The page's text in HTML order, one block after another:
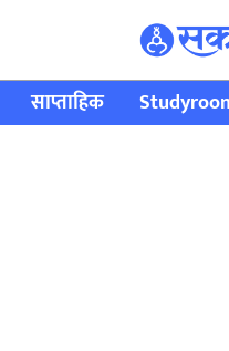
साप्ताहिक